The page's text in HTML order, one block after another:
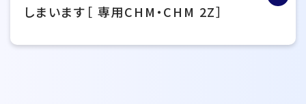
しまいます［ 専用CHM・CHM 2Z］